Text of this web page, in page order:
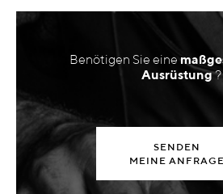
Benötigen Sie eine
Ausrüstung?
SENDEN
MEINE ANFRAGE